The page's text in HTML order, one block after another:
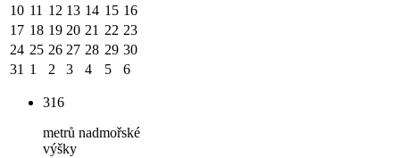
10 11 12 13 14 15 16
17 18 19 20 21 22 23
24 25 26 27 28 29 30
31 1 2 3 4 5 6
316
metrů nadmořské
výšky